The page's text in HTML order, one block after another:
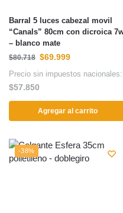
Barral 5 luces cabezal movil
“Canals” 80cm con dicroica
– blanco mate
$80.718 $69.999
Precio sin impuestos nacionales:
$57.850
Agregar al carrito
-38%